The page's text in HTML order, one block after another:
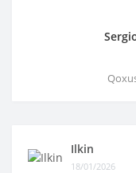
Ilkin
18/01/2026